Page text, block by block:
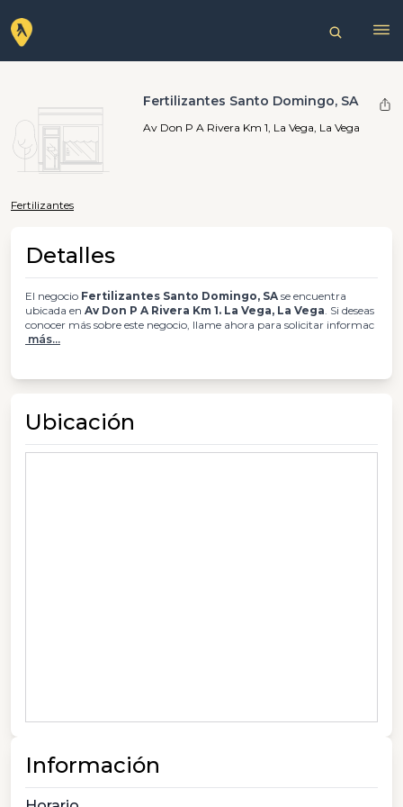
Fertilizantes Santo Domingo, SA
Av Don P A Rivera Km 1, La Vega, La Vega
Fertilizantes
Detalles
El negocio Fertilizantes Santo Domingo, SA se encuentra
ubicada en Av Don P A Rivera Km 1. La Vega, La Vega. Si deseas
conocer más sobre este negocio, llame ahora para solicitar informac
más...
Ubicación
Información